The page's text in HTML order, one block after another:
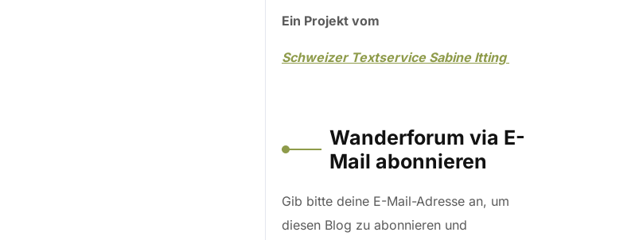
Ein Projekt vom
Schweizer Textservice Sabine Itting
Wanderforum via E-
Mail abonnieren
Gib bitte deine E-Mail-Adresse an, um
diesen Blog zu abonnieren und